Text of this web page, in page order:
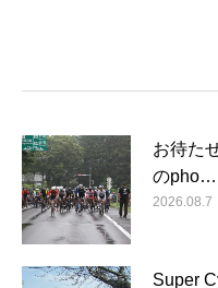
お待た
のpho…
2026.08.7
Super